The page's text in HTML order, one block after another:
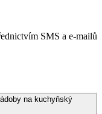
SMS a e-mailů
na kuchyňský